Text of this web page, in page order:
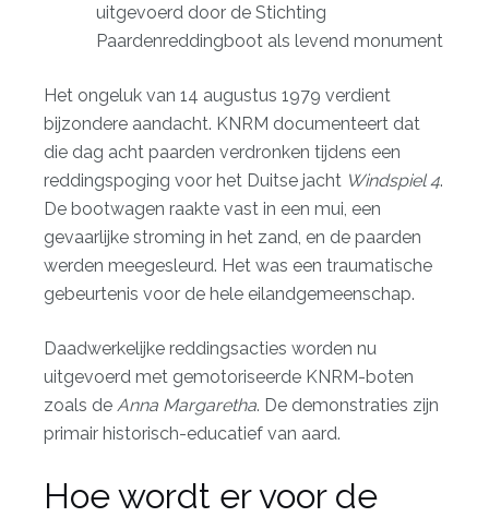
uitgevoerd door de Stichting
Paardenreddingboot als levend monument
Het ongeluk van 14 augustus 1979 verdient
bijzondere aandacht. KNRM documenteert dat
die dag acht paarden verdronken tijdens een
reddingspoging voor het Duitse jacht Windspiel 4.
De bootwagen raakte vast in een mui, een
gevaarlijke stroming in het zand, en de paarden
werden meegesleurd. Het was een traumatische
gebeurtenis voor de hele eilandgemeenschap.
Daadwerkelijke reddingsacties worden nu
uitgevoerd met gemotoriseerde KNRM-boten
zoals de Anna Margaretha. De demonstraties zijn
primair historisch-educatief van aard.
Hoe wordt er voor de